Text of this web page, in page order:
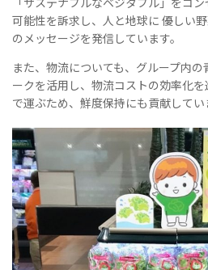
可能性を訴求し、人と地球に 優しい
のメッセージを発信しています。
また、物流についても、グループ内
ークを活用し、物流コストの効率化
で運ぶため、鮮度保持にも貢献してい